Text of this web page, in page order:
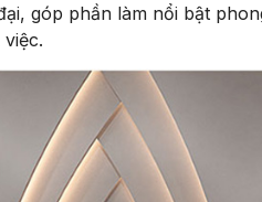
góp phần làm nổi bật